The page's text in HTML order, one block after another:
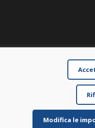
Modifica le